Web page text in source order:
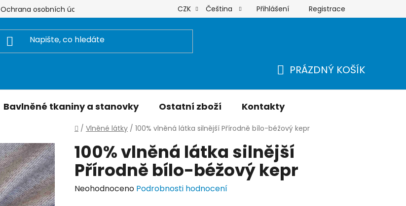
Ochrana osobních údajů Hodnocení obchodu Moje objednávka
CZK Čeština Přihlášení Registrace
KOŠÍK
PRÁZDNÝ KOŠÍK
Bavlněné tkaniny a stanovky Ostatní zboží Kontakty
Domů
/ Vlněné látky / 100% vlněná látka silnější Přírodně bílo-béžový kepr
100% vlněná látka silnější
Přírodně bílo-béžový kepr
Průměrné
Neohodnoceno Podrobnosti hodnocení